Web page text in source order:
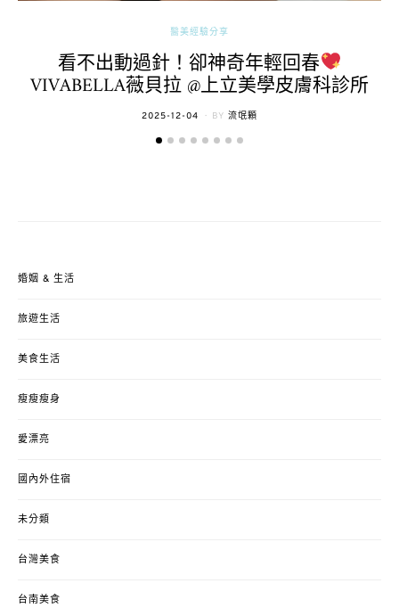
醫美經驗分享
看不出動過針！卻神奇年輕回春
VIVABELLA薇貝拉 @上立美學皮膚科診所
POSTED
2025-12-04 BY 流氓顆
婚姻 & 生活
旅遊生活
美食生活
瘦瘦瘦身
愛漂亮
國內外住宿
未分類
台灣美食
台南美食